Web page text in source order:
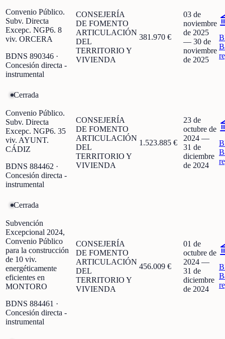
Convenio Público.
Subv. Directa
Excepc. NGP6. 8
viv. ORCERA
BDNS 890346 ·
Concesión directa -
instrumental
CONSEJERÍA
DE FOMENTO
ARTICULACIÓN
DEL
TERRITORIO Y
VIVIENDA
381.970 €
03 de
noviembre
de 2025
— 30 de
noviembre
de 2025
Cerrada
Convenio Público.
Subv. Directa
Excepc. NGP6. 35
viv. AYUNT.
CÁDIZ
BDNS 884462 ·
Concesión directa -
instrumental
CONSEJERÍA
DE FOMENTO
ARTICULACIÓN
DEL
TERRITORIO Y
VIVIENDA
1.523.885 €
23 de
octubre de
2024 —
31 de
diciembre
de 2024
Cerrada
Subvención
Excepcional 2024,
Convenio Público
para la construcción
de 10 viv.
energéticamente
eficientes en
MONTORO
BDNS 884461 ·
Concesión directa -
instrumental
CONSEJERÍA
DE FOMENTO
ARTICULACIÓN
DEL
TERRITORIO Y
VIVIENDA
456.009 €
01 de
octubre de
2024 —
31 de
diciembre
de 2024